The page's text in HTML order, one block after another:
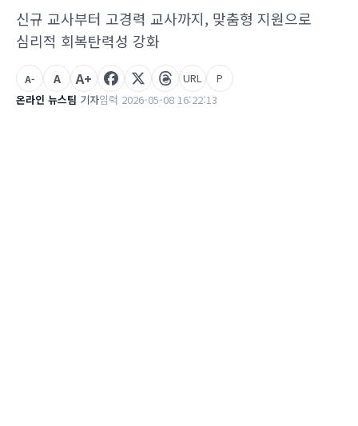
신규 교사부터 고경력 교사까지, 맞춤형 지원으로
심리적 회복탄력성 강화
온라인 뉴스팀 기자입력 2026-05-08 16:22:13
A- A A+ URL P